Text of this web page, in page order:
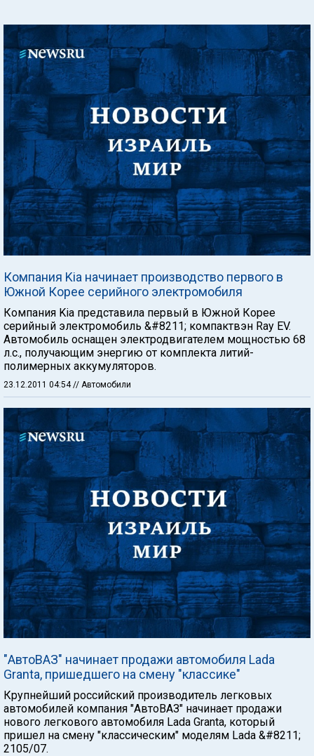
Компания Kia начинает производство первого в
Южной Корее серийного электромобиля
Компания Kia представила первый в Южной Корее
серийный электромобиль &#8211; компактвэн Ray EV.
Автомобиль оснащен электродвигателем мощностью 68
л.с., получающим энергию от комплекта литий-
полимерных аккумуляторов.
23.12.2011 04:54 // Автомобили
"АвтоВАЗ" начинает продажи автомобиля Lada
Granta, пришедшего на смену "классике"
Крупнейший российский производитель легковых
автомобилей компания "АвтоВАЗ" начинает продажи
нового легкового автомобиля Lada Granta, который
пришел на смену "классическим" моделям Lada &#8211;
2105/07.